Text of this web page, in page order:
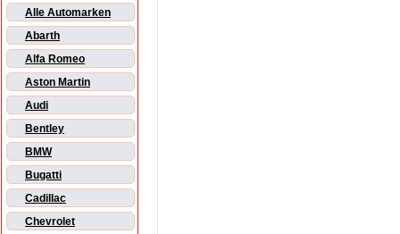
Alle Automarken
Abarth
Alfa Romeo
Aston Martin
Audi
Bentley
BMW
Bugatti
Cadillac
Chevrolet